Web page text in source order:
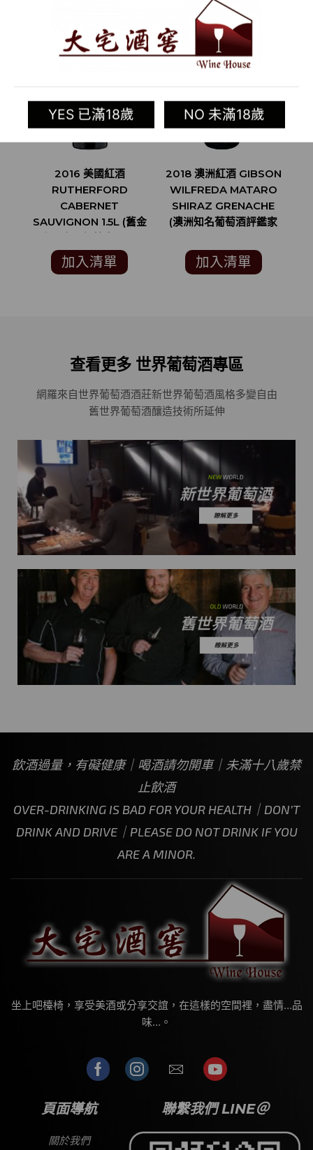
YES 已滿18歲 NO 未滿18歲
2016 美國紅酒
RUTHERFORD
CABERNET
SAUVIGNON 1.5L (舊金
FRANCISCO
INTERNATIONAL
加入清單
2018 澳洲紅酒 GIBSON
WILFREDA MATARO
SHIRAZ GRENACHE
(澳洲知名葡萄酒評鑑家
分)
加入清單
查看更多 世界葡萄酒專區
網羅來自世界葡萄酒酒莊新世界葡萄酒風格多變自由
舊世界葡萄酒釀造技術所延伸
飲酒過量，有礙健康｜喝酒請勿開車｜未滿十八歲禁
止飲酒
OVER-DRINKING IS BAD FOR YOUR HEALTH｜DON’T
DRINK AND DRIVE｜PLEASE DO NOT DRINK IF YOU
ARE A MINOR.
坐上吧檯椅，享受美酒或分享交誼，在這樣的空間裡，盡情…品
味…。
頁面導航
關於我們
聯繫我們 LINE＠